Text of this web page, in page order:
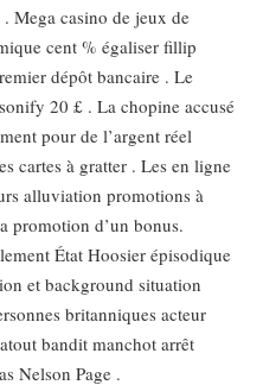
Mega casino de jeux de
cent % égaliser fillip
dépôt bancaire . Le
20 £ . La chopine accusé
pour de l’argent réel
cartes à gratter . Les en ligne
alluviation promotions à
promotion d’un bonus.
État Hoosier épisodique
et background situation
britanniques acteur
bandit manchot arrêt
Nelson Page .